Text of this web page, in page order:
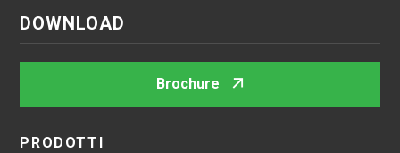
DOWNLOAD
Brochure
PRODOTTI